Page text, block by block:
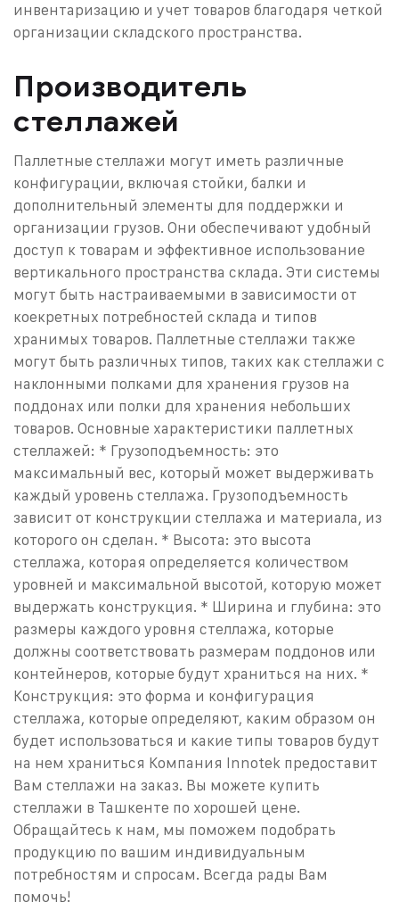
инвентаризацию и учет товаров благодаря четкой
организации складского пространства.
Производитель
стеллажей
Паллетные стеллажи могут иметь различные
конфигурации, включая стойки, балки и
дополнительный элементы для поддержки и
организации грузов. Они обеспечивают удобный
доступ к товарам и эффективное использование
вертикального пространства склада. Эти системы
могут быть настраиваемыми в зависимости от
коекретных потребностей склада и типов
хранимых товаров. Паллетные стеллажи также
могут быть различных типов, таких как стеллажи с
наклонными полками для хранения грузов на
поддонах или полки для хранения небольших
товаров. Основные характеристики паллетных
стеллажей: * Грузоподъемность: это
максимальный вес, который может выдерживать
каждый уровень стеллажа. Грузоподъемность
зависит от конструкции стеллажа и материала, из
которого он сделан. * Высота: это высота
стеллажа, которая определяется количеством
уровней и максимальной высотой, которую может
выдержать конструкция. * Ширина и глубина: это
размеры каждого уровня стеллажа, которые
должны соответствовать размерам поддонов или
контейнеров, которые будут храниться на них. *
Конструкция: это форма и конфигурация
стеллажа, которые определяют, каким образом он
будет использоваться и какие типы товаров будут
на нем храниться Компания Innotek предоставит
Вам стеллажи на заказ. Вы можете купить
стеллажи в Ташкенте по хорошей цене.
Обращайтесь к нам, мы поможем подобрать
продукцию по вашим индивидуальным
потребностям и спросам. Всегда рады Вам
помочь!